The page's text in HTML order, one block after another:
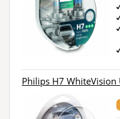
Philips H7 WhiteVision